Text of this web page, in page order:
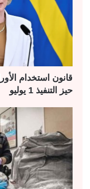
قانون استخدام
حيز التنفيذ 1 يوليو